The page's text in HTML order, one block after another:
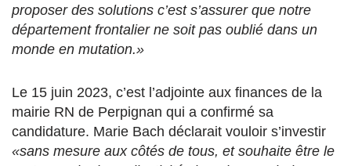
proposer des solutions c’est s’assurer que notre
département frontalier ne soit pas oublié dans un
monde en mutation.»
Le 15 juin 2023, c’est l’adjointe aux finances de la
mairie RN de Perpignan qui a confirmé sa
candidature. Marie Bach déclarait vouloir s’investir
«sans mesure aux côtés de tous, et souhaite être le